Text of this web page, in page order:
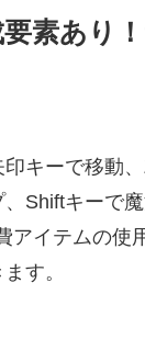
あり！
キーで移動
Shiftキーで
アイテムの使
す。